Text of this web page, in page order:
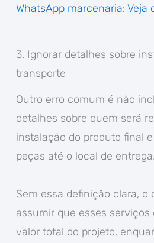
WhatsApp marcenaria: Veja
3. Ignorar detalhes sobre
transporte
Outro erro comum é não
detalhes sobre quem será
instalação do produto final
peças até o local de entrega.
Sem essa definição clara, o
assumir que esses
valor total do projeto,